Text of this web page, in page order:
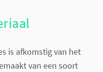
is afkomstig van het
van een soort